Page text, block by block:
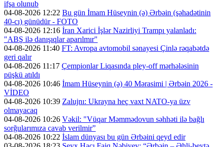
ifşa olunub
04-08-2026 12:22 Bu gün İmam Hüseynin (ə) Ərbəin (şəhadətinin
40-cı) günüdür - FOTO
04-08-2026 12:16 İran Xarici İşlər Nazirliyi Trampı yalanladı:
"ABŞ ilə danışıqlar aparılmır"
04-08-2026 11:40 FT: Avropa avtomobil sənayesi Çinlə rəqabətdə
geri qalır
04-08-2026 11:17 Çempionlar Liqasında pley-off mərhələsinin
püşkü atıldı
04-08-2026 10:46 İmam Hüseynin (ə) 40 Mərasimi | Ərbəin 2026 -
VİDEO
04-08-2026 10:39 Zalujnı: Ukrayna heç vaxt NATO-ya üzv
olmayacaq
04-08-2026 10:26 Vəkil: "Vüqar Məmmədovun səhhəti ilə bağlı
sorğularımıza cavab verilmir”
04-08-2026 10:22 İslam dünyası bu gün Ərbəini qeyd edir